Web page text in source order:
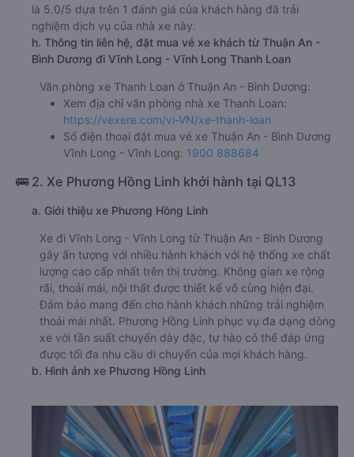
là 5.0/5 dựa trên 1 đánh giá của khách hàng đã trải
nghiệm dịch vụ của nhà xe này.
h. Thông tin liên hệ, đặt mua vé xe khách từ Thuận An -
Bình Dương đi Vĩnh Long - Vĩnh Long Thanh Loan
Văn phòng xe Thanh Loan ở Thuận An - Bình Dương:
Xem địa chỉ văn phòng nhà xe Thanh Loan:
https://vexere.com/vi-VN/xe-thanh-loan
Số điện thoại đặt mua vé xe Thuận An - Bình Dương
Vĩnh Long - Vĩnh Long: 1900 888684
🚌 2. Xe Phương Hồng Linh khởi hành tại QL13
a. Giới thiệu xe Phương Hồng Linh
Xe đi Vĩnh Long - Vĩnh Long từ Thuận An - Bình Dương
gây ấn tượng với nhiều hành khách với hệ thống xe chất
lượng cao cấp nhất trên thị trường. Không gian xe rộng
rãi, thoải mái, nội thất được thiết kế vô cùng hiện đại.
Đảm bảo mang đến cho hành khách những trải nghiệm
thoải mái nhất. Phương Hồng Linh phục vụ đa dạng dòng
xe với tần suất chuyến dày đặc, tự hào có thể đáp ứng
được tối đa nhu cầu di chuyển của mọi khách hàng.
b. Hình ảnh xe Phương Hồng Linh